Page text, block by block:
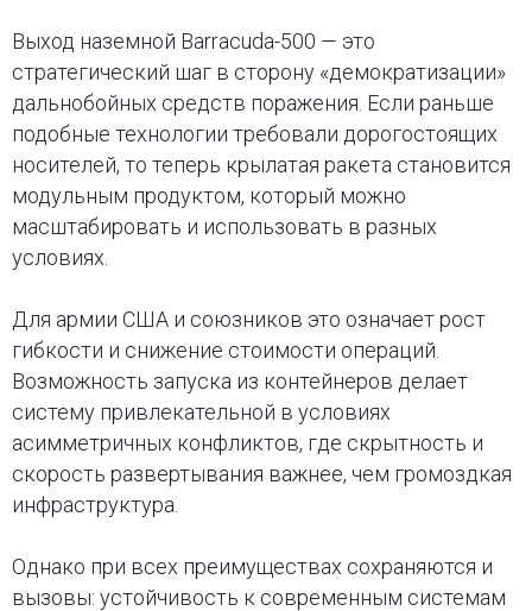
Выход наземной Barracuda-500 — это
стратегический шаг в сторону «демократизации»
дальнобойных средств поражения. Если раньше
подобные технологии требовали дорогостоящих
носителей, то теперь крылатая ракета становится
модульным продуктом, который можно
масштабировать и использовать в разных
условиях.
Для армии США и союзников это означает рост
гибкости и снижение стоимости операций.
Возможность запуска из контейнеров делает
систему привлекательной в условиях
асимметричных конфликтов, где скрытность и
скорость развертывания важнее, чем громоздкая
инфраструктура.
Однако при всех преимуществах сохраняются и
вызовы: устойчивость к современным системам